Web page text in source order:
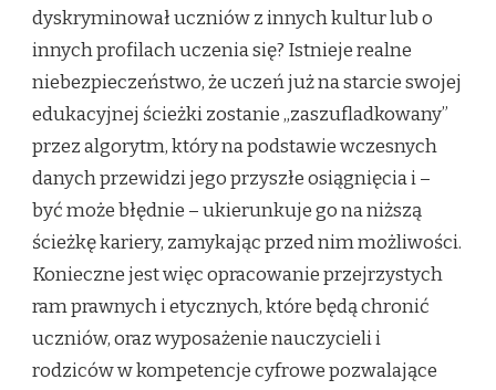
dyskryminował uczniów z innych kultur lub o
innych profilach uczenia się? Istnieje realne
niebezpieczeństwo, że uczeń już na starcie swojej
edukacyjnej ścieżki zostanie „zaszufladkowany”
przez algorytm, który na podstawie wczesnych
danych przewidzi jego przyszłe osiągnięcia i –
być może błędnie – ukierunkuje go na niższą
ścieżkę kariery, zamykając przed nim możliwości.
Konieczne jest więc opracowanie przejrzystych
ram prawnych i etycznych, które będą chronić
uczniów, oraz wyposażenie nauczycieli i
rodziców w kompetencje cyfrowe pozwalające